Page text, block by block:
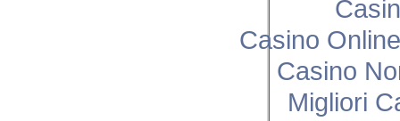
Casino
Casino
Migliori